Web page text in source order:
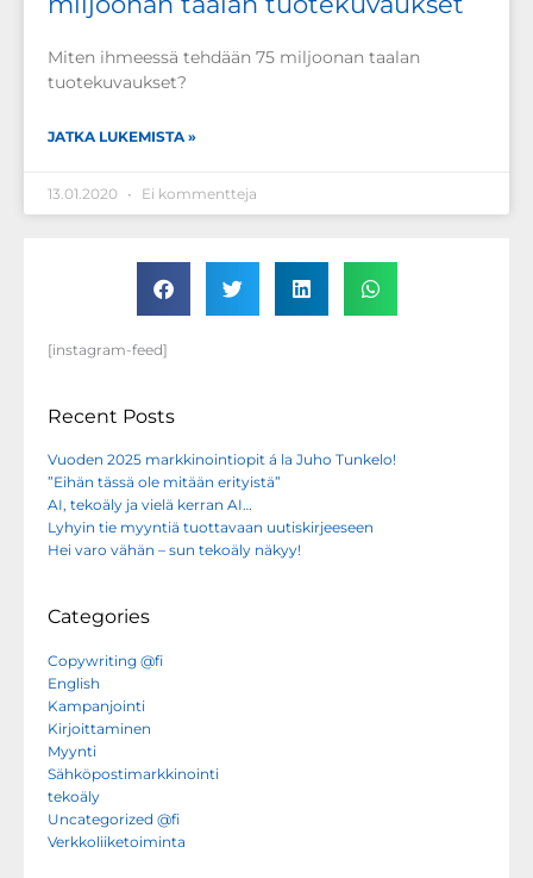
Miten ihmeessä tehdään 75 miljoonan taalan
tuotekuvaukset?
JATKA LUKEMISTA »
13.01.2020 Ei kommentteja
[instagram-feed]
Recent Posts
Vuoden 2025 markkinointiopit á la Juho Tunkelo!
”Eihän tässä ole mitään erityistä”
AI, tekoäly ja vielä kerran AI…
Lyhyin tie myyntiä tuottavaan uutiskirjeeseen
Hei varo vähän – sun tekoäly näkyy!
Categories
Copywriting @fi
English
Kampanjointi
Kirjoittaminen
Myynti
Sähköpostimarkkinointi
tekoäly
Uncategorized @fi
Verkkoliiketoiminta